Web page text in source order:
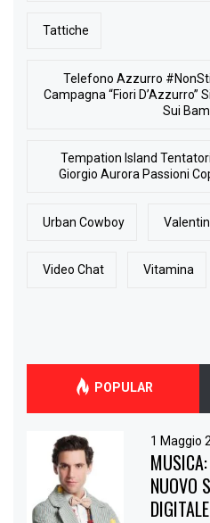
Tattiche
Telefono Azzurro
Campagna “Fiori D’Azzurro”
Sui
Tempation Island
Giorgio Aurora Passioni
Urban Cowboy
Video Chat Vitamina
POPULAR
1 Maggio
NUOVO